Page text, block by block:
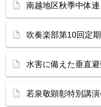
南越地区秋季中体
吹奏楽部第10回定
水害に備えた垂直
若泉敬顕彰特別講演